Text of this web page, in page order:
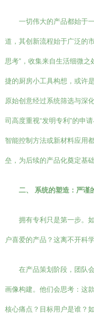
一切伟大的产品都始于
道，其创新流程始于广泛的
思考”，收集来自生活细微
捷的厨房小工具构想，或许
原始创意经过系统筛选与深
司高度重视“发明专利”的申
智能控制方法或新材料应用
垒，为后续的产品化奠定基础
二、 系统的塑造：严谨
拥有专利只是第一步。
户喜爱的产品？这离不开科
在产品策划阶段，团队
画像构建。他们会思考：这
核心痛点？目标用户是谁？